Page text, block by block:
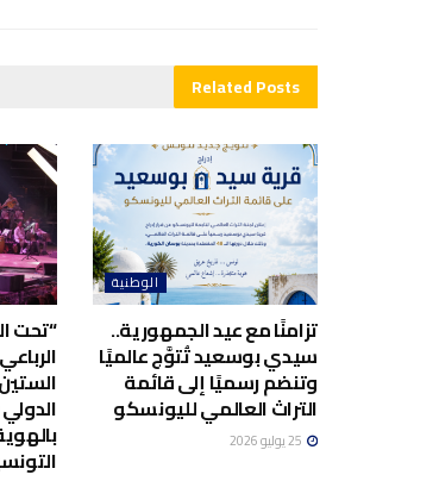
RelatedPosts
الوطنية
تزامنًا مع عيد الجمهورية..
سيدي بوسعيد تُتوَّج عالميًا
وتنضم رسميًا إلى قائمة
التراث العالمي لليونسكو
“تحت